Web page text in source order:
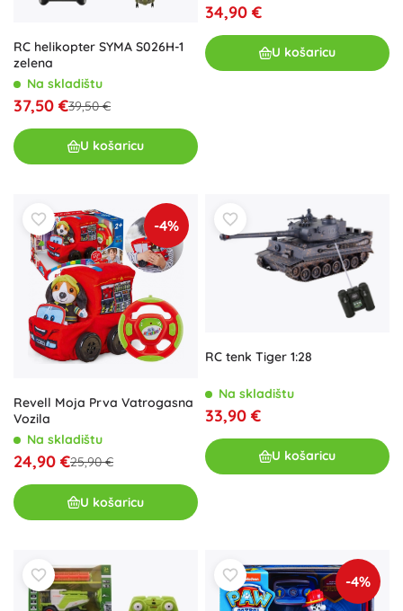
RC helikopter SYMA S026H-1
zelena
Na skladištu
37,50 €39,50 €
U košaricu
34,90 €
U košaricu
-4%
Revell Moja Prva Vatrogasna
Vozila
Na skladištu
24,90 €25,90 €
U košaricu
RC tenk Tiger 1:28
Na skladištu
33,90 €
U košaricu
-4%